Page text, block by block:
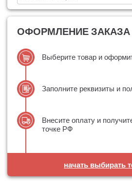
ОФОРМЛЕНИЕ ЗАКАЗА
Выберите товар и
Заполните реквизиты и
Внесите оплату и
точке РФ
начать выбирать